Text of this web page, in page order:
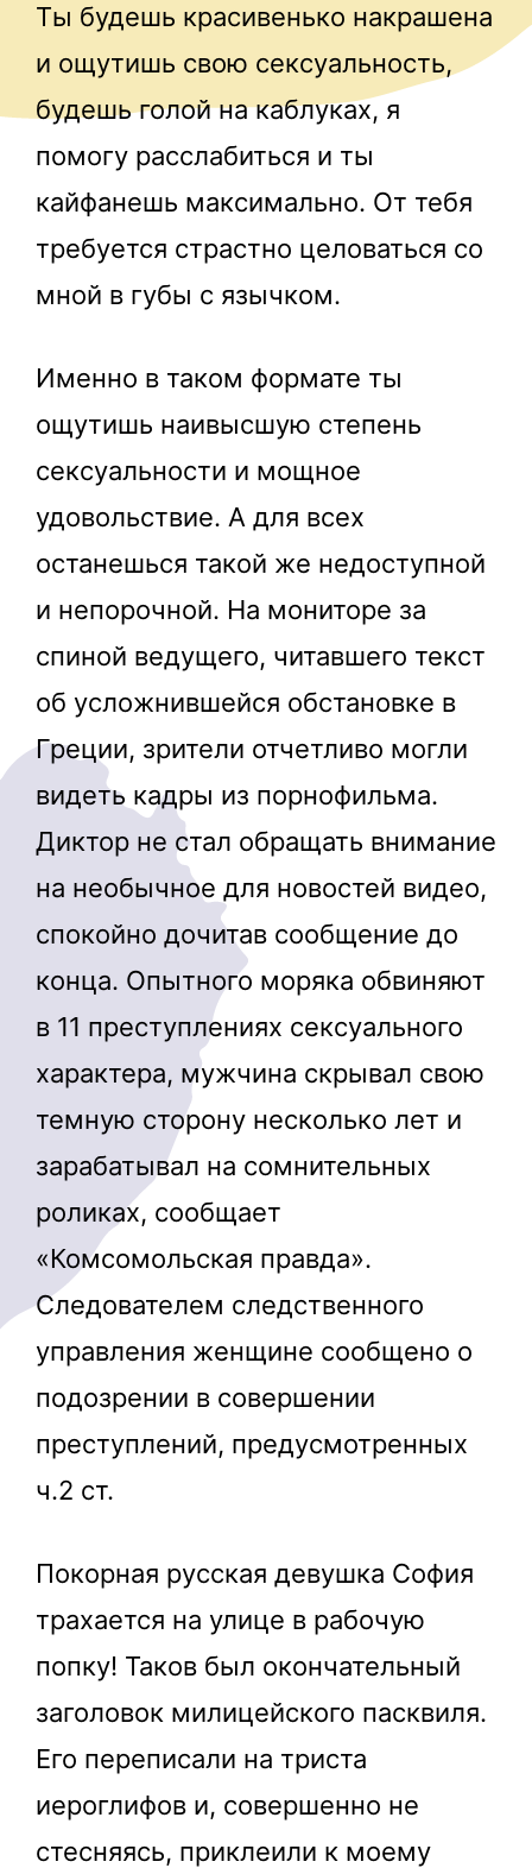
Ты будешь красивенько накрашена
и ощутишь свою сексуальность,
будешь голой на каблуках, я
помогу расслабиться и ты
кайфанешь максимально. От тебя
требуется страстно целоваться со
мной в губы с язычком.
Именно в таком формате ты
ощутишь наивысшую степень
сексуальности и мощное
удовольствие. А для всех
останешься такой же недоступной
и непорочной. На мониторе за
спиной ведущего, читавшего текст
об усложнившейся обстановке в
Греции, зрители отчетливо могли
видеть кадры из порнофильма.
Диктор не стал обращать внимание
на необычное для новостей видео,
спокойно дочитав сообщение до
конца. Опытного моряка обвиняют
в 11 преступлениях сексуального
характера, мужчина скрывал свою
темную сторону несколько лет и
зарабатывал на сомнительных
роликах, сообщает
«Комсомольская правда».
Следователем следственного
управления женщине сообщено о
подозрении в совершении
преступлений, предусмотренных
ч.2 ст.
Покорная русская девушка София
трахается на улице в рабочую
попку! Таков был окончательный
заголовок милицейского пасквиля.
Его переписали на триста
иероглифов и, совершенно не
стесняясь, приклеили к моему